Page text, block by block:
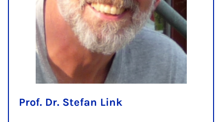
Prof. Dr. Stefan Link